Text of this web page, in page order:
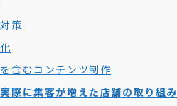
策
含むコンテンツ制作
際に集客が増えた店舗の取り組み